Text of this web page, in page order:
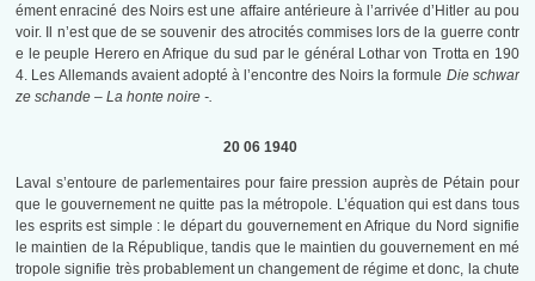
ément enraciné des Noirs est une affaire antérieure à l’arrivée d’Hitler au pou
voir. Il n’est que de se souvenir des atrocités commises lors de la guerre contr
e le peuple Herero en Afrique du sud par le général Lothar von Trotta en 190
4. Les Allemands avaient adopté à l’encontre des Noirs la formule Die schwar
ze schande – La honte noire -.
20 06 1940
Laval s’entoure de parlementaires pour faire pression auprès de Pétain pour
que le gouvernement ne quitte pas la métropole. L’équation qui est dans tous
les esprits est simple : le départ du gouvernement en Afrique du Nord signifie
le maintien de la République, tandis que le maintien du gouvernement en mé
tropole signifie très probablement un changement de régime et donc, la chute